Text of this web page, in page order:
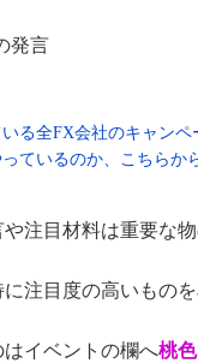
発言
る全FX会社のキャンペ
ているのか、こちらか
や注目材料は重要な
に注目度の高いものを
はイベントの欄へ桃色